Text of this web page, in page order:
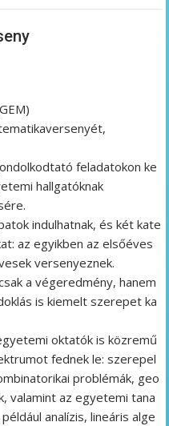
feladatokon ke
hallgatóknak
indulhatnak, és két kate
az egyikben az elsőéves
versenyeznek.
a végeredmény, hanem
is kiemelt szerepet ka
oktatók is közremű
fednek le: szerepel
problémák, geo
valamint az egyetemi tana
analízis, lineáris alge